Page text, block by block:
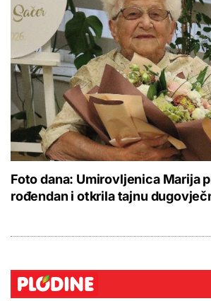
Foto dana: Umirovljenica Marija
rođendan i otkrila tajnu